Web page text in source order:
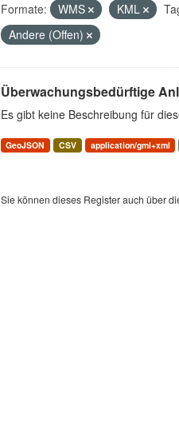
Formate: WMS KML
Andere (Offen)
Überwachungsbedürftige
Es gibt keine Beschreibung für
GeoJSON CSV application/gml+xml
Sie können dieses Register auch über